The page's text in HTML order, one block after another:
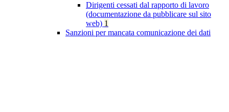
Dirigenti cessati dal rapporto di lavoro
(documentazione da pubblicare sul sito
web) 1
Sanzioni per mancata comunicazione dei dati